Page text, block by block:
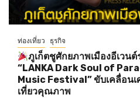
ท่องเที่ยว ธุรกิจ
ภูเก็ตชูศักยภาพเมืองอีเวน
“LANKA Dark Soul of
Music Festival” ขับเคลื่อนเ
เที่ยวคุณภาพ